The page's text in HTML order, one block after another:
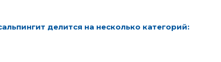
делится на несколько категорий: